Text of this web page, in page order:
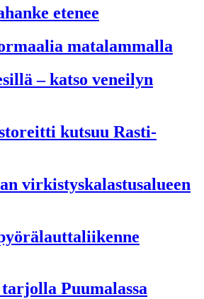
etenee
matalammalla
– katso veneilyn
kutsuu Rasti-
virkistyskalastusalueen
Puumalassa